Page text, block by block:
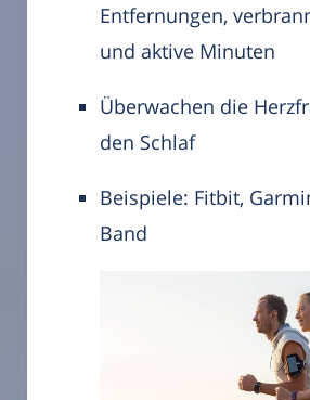
Entfernungen,
und aktive Minuten
Überwachen die
den Schlaf
Beispiele: Fitbit,
Band